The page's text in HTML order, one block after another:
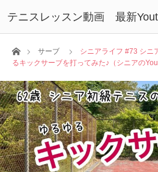
テニスレッスン動画 最新
ホームサーブ
シニアライフ #73 シ
るキックサーブを打ってみた♪（シニアの